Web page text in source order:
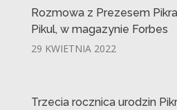
Rozmowa z Prezesem
Pikul, w magazynie Forbes
29 KWIETNIA 2022
Trzecia rocznica urodzin